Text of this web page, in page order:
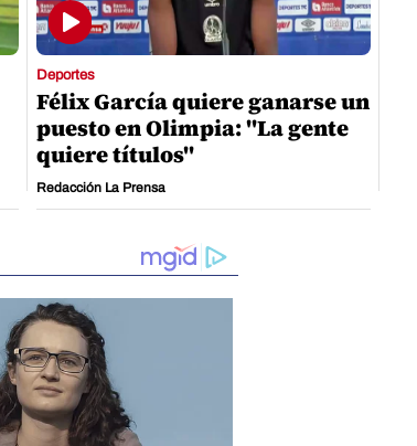
Deportes
Félix García quiere ganarse un
puesto en Olimpia: "La gente
quiere títulos"
Redacción La Prensa